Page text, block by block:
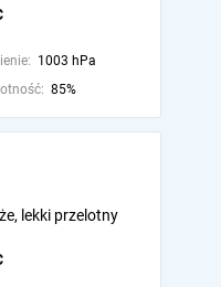
1003 hPa
85%
lekki przelotny